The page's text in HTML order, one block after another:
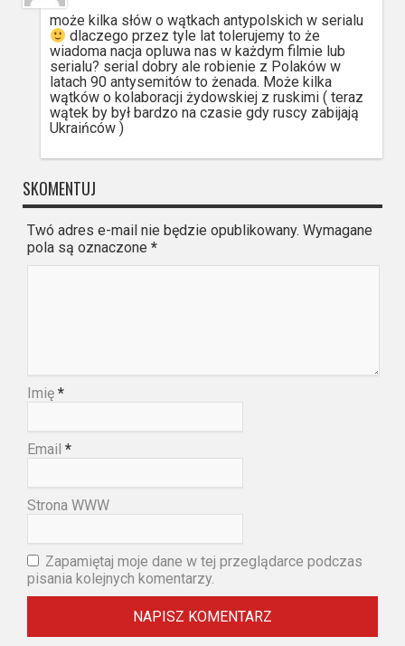
może kilka słów o wątkach antypolskich w serialu
dlaczego przez tyle lat tolerujemy to że
wiadoma nacja opluwa nas w każdym filmie lub
serialu? serial dobry ale robienie z Polaków w
latach 90 antysemitów to żenada. Może kilka
wątków o kolaboracji żydowskiej z ruskimi ( teraz
wątek by był bardzo na czasie gdy ruscy zabijają
Ukraińców )
SKOMENTUJ
Twó adres e-mail nie będzie opublikowany. Wymagane
pola są oznaczone *
Imię *
Email *
Strona WWW
Zapamiętaj moje dane w tej przeglądarce podczas
pisania kolejnych komentarzy.